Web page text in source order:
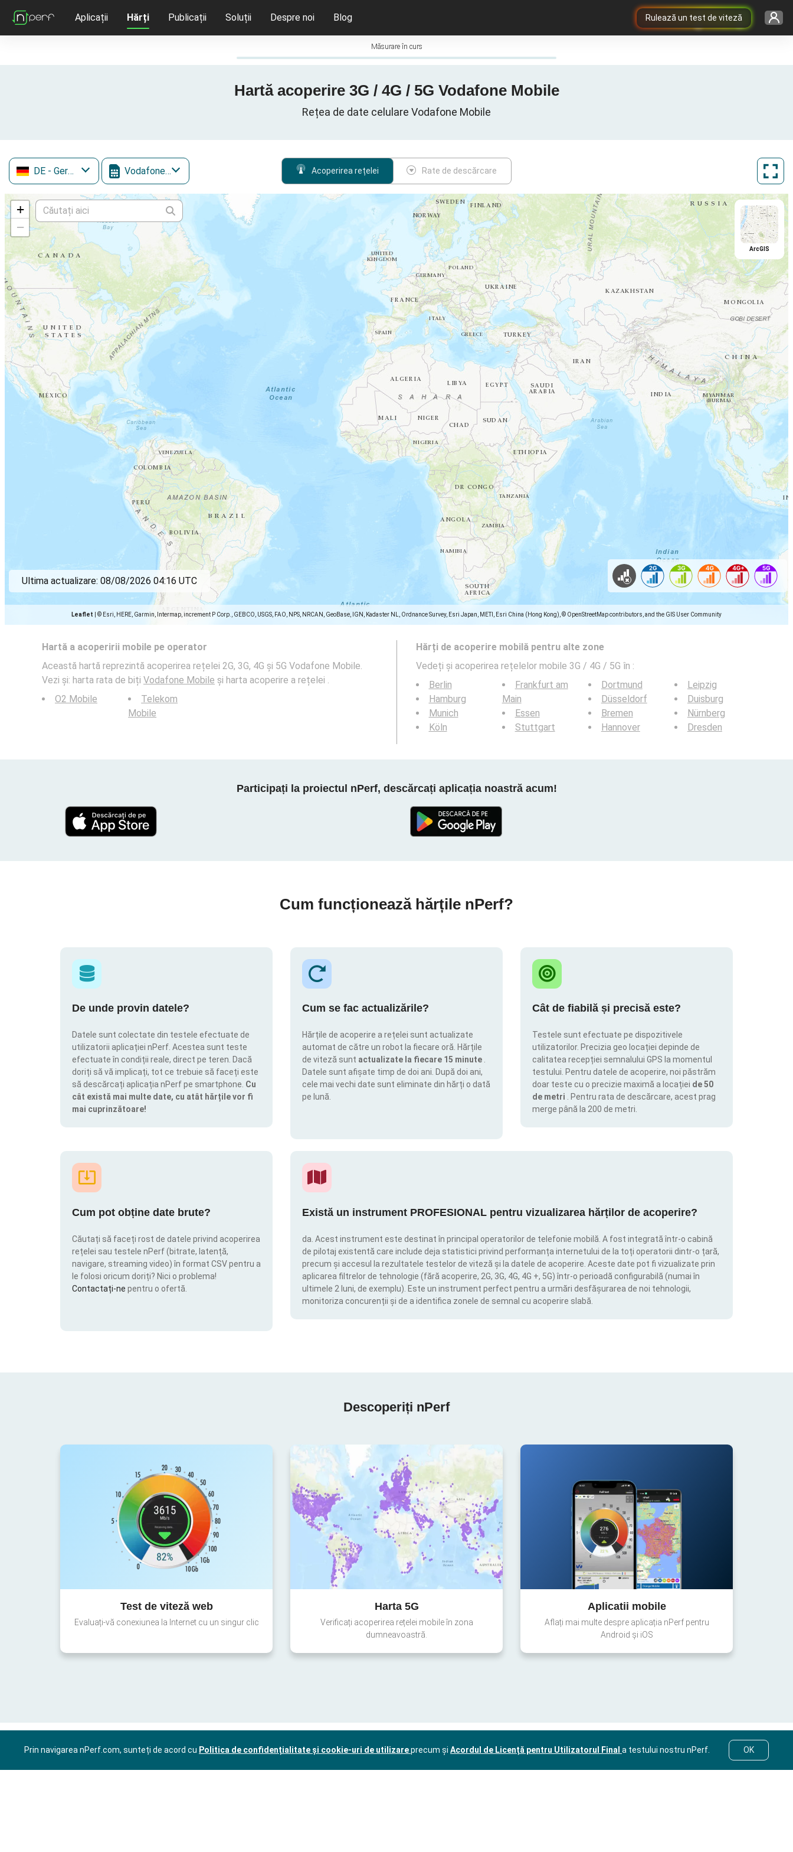
Rulează un test de viteză
Aplicații Hărți Publicații Soluții Despre noi Blog
Măsurare în curs
Hartă acoperire 3G / 4G / 5G Vodafone Mobile
Rețea de date celulare Vodafone Mobile
DE - Germania Vodafone Mobile Acoperirea rețelei Rate de descărcare
+
−
Leaflet © Esri, HERE, Garmin, Intermap, increment P Corp., GEBCO, USGS, FAO, NPS, NRCAN, GeoBase, IGN, Kadaster NL, Ordnance Survey, Esri Japan, METI, Esri China (Hong Kong), © OpenStreetMap contributors, and the GIS User Community
ArcGIS
Ultima actualizare: 08/08/2026 04:16 UTC
Hartă a acoperirii mobile pe operator
Această hartă reprezintă acoperirea rețelei 2G, 3G, 4G și 5G Vodafone Mobile.
Vezi și: harta rata de biți Vodafone Mobile și harta acoperire a rețelei .
O2 Mobile
Telekom
Mobile
Hărți de acoperire mobilă pentru alte zone
Vedeți și acoperirea rețelelor mobile 3G / 4G / 5G în :
Berlin
Hamburg
Munich
Köln
Frankfurt am
Main
Essen
Stuttgart
Dortmund
Düsseldorf
Bremen
Hannover
Leipzig
Duisburg
Nürnberg
Dresden
Participați la proiectul nPerf, descărcați aplicația noastră acum!
Cum funcționează hărțile nPerf?
De unde provin datele?
Datele sunt colectate din testele efectuate de
utilizatorii aplicației nPerf. Acestea sunt teste
efectuate în condiții reale, direct pe teren. Dacă
doriți să vă implicați, tot ce trebuie să faceți este
să descărcați aplicația nPerf pe smartphone. Cu
cât există mai multe date, cu atât hărțile vor fi
mai cuprinzătoare!
Cum se fac actualizările?
Hărțile de acoperire a rețelei sunt actualizate
automat de către un robot la fiecare oră. Hărțile
de viteză sunt actualizate la fiecare 15 minute
Datele sunt afișate timp de doi ani. După doi ani,
cele mai vechi date sunt eliminate din hărți o dată
pe lună.
Cât de fiabilă și precisă este?
Testele sunt efectuate pe dispozitivele
utilizatorilor. Precizia geo locației depinde de
calitatea recepției semnalului GPS la momentul
testului. Pentru datele de acoperire, noi păstrăm
doar teste cu o precizie maximă a locației de 50
de metri
. Pentru rata de descărcare, acest prag
merge până la 200 de metri.
Cum pot obține date brute?
Căutați să faceți rost de datele privind acoperirea
rețelei sau testele nPerf (bitrate, latență,
navigare, streaming video) în format CSV pentru a
le folosi oricum doriți? Nici o problema!
Contactați-ne pentru o ofertă.
Există un instrument PROFESIONAL pentru vizualizarea hărților de acoperire?
da. Acest instrument este destinat în principal operatorilor de telefonie mobilă. A fost integrată într-o cabină
de pilotaj existentă care include deja statistici privind performanța internetului de la toți operatorii dintr-o țară,
precum și accesul la rezultatele testelor de viteză și la datele de acoperire. Aceste date pot fi vizualizate prin
aplicarea filtrelor de tehnologie (fără acoperire, 2G, 3G, 4G, 4G +, 5G) într-o perioadă configurabilă (numai în
ultimele 2 luni, de exemplu). Este un instrument perfect pentru a urmări desfășurarea de noi tehnologii,
monitoriza concurenții și de a identifica zonele de semnal cu acoperire slabă.
Descoperiți nPerf
Test de viteză web
Evaluați-vă conexiunea la Internet cu un singur clic
Harta 5G
Verificați acoperirea rețelei mobile în zona
dumneavoastră.
Aplicatii mobile
Aflați mai multe despre aplicația nPerf pentru
Android și iOS
Prin navigarea nPerf.com, sunteți de acord cu Politica de confidențialitate și cookie-uri de utilizareprecum și Acordul de Licență pentru Utilizatorul Final a testului nostru nPerf. OK